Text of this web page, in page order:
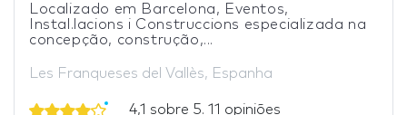
Localizado em Barcelona, ​​Eventos,
Instal.lacions i Construccions especializada na
concepção, construção,...
Les Franqueses del Vallès, Espanha
4,1 sobre 5. 11 opiniões